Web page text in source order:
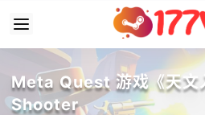
Meta Quest 游戏《天文
Shooter